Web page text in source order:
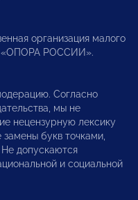
организация малого
«ОПОРА РОССИИ».
Согласно
мы не
нецензурную лексику
букв точками,
допускаются
и социальной